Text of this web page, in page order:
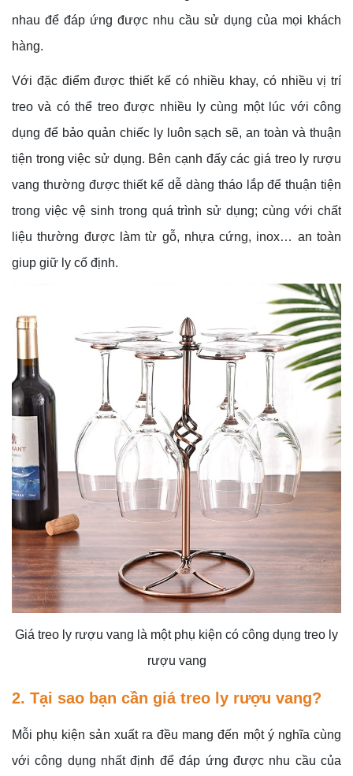
nhau để đáp ứng được nhu cầu sử dụng của mọi khách
hàng.
Với đặc điểm được thiết kế có nhiều khay, có nhiều vị trí
treo và có thể treo được nhiều ly cùng một lúc với công
dụng để bảo quản chiếc ly luôn sạch sẽ, an toàn và thuận
tiện trong việc sử dụng. Bên cạnh đấy các giá treo ly rượu
vang thường được thiết kế dễ dàng tháo lắp để thuận tiện
trong việc vệ sinh trong quá trình sử dụng; cùng với chất
liệu thường được làm từ gỗ, nhựa cứng, inox… an toàn
giup giữ ly cố định.
Giá treo ly rượu vang là một phụ kiện có công dụng treo ly
rượu vang
2. Tại sao bạn cần giá treo ly rượu vang?
Mỗi phụ kiện sản xuất ra đều mang đến một ý nghĩa cùng
với công dụng nhất định để đáp ứng được nhu cầu của